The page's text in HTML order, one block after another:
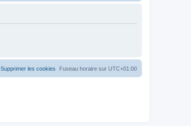
Fuseau horaire sur UTC+01:00
Supprimer les cookies